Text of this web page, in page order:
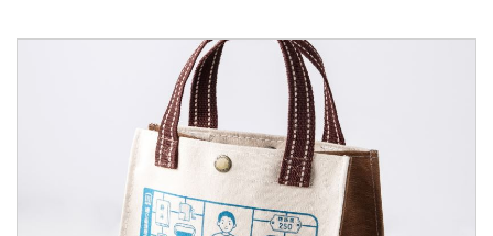
博館藏號：2002.006.0032《中國福建省廣東省